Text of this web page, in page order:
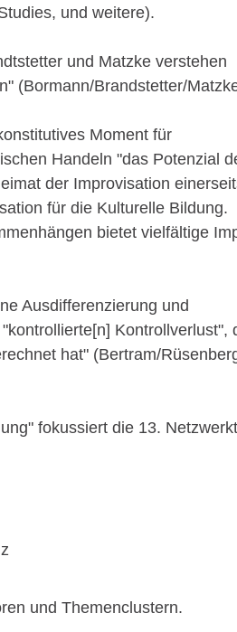
und weitere).
und Matzke verstehen
(Bormann/Brandstetter/
Moment für
Handeln "das Potenzial
der Improvisation
für die Kulturelle Bildung.
bietet vielfältige
Ausdifferenzierung und
Kontrollverlust",
hat" (Bertram/
fokussiert die 13.
und Themenclustern.